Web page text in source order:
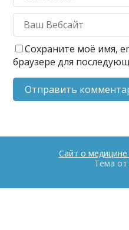
Сохраните моё имя,
браузере для
Сайт о
Тема от